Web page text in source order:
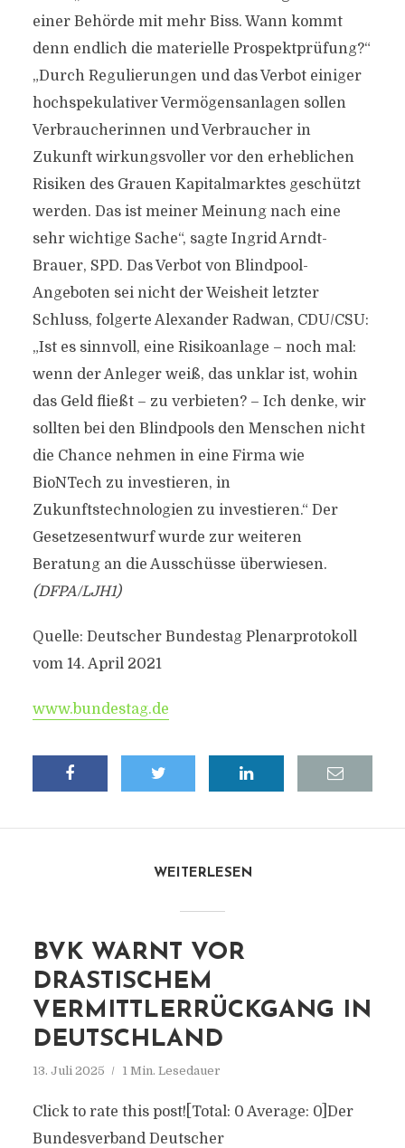
einer Behörde mit mehr Biss. Wann kommt
denn endlich die materielle Prospektprüfung?“
„Durch Regulierungen und das Verbot einiger
hochspekulativer Vermögensanlagen sollen
Verbraucherinnen und Verbraucher in
Zukunft wirkungsvoller vor den erheblichen
Risiken des Grauen Kapitalmarktes geschützt
werden. Das ist meiner Meinung nach eine
sehr wichtige Sache“, sagte Ingrid Arndt-
Brauer, SPD. Das Verbot von Blindpool-
Angeboten sei nicht der Weisheit letzter
Schluss, folgerte Alexander Radwan, CDU/CSU:
„Ist es sinnvoll, eine Risikoanlage – noch mal:
wenn der Anleger weiß, das unklar ist, wohin
das Geld fließt – zu verbieten? – Ich denke, wir
sollten bei den Blindpools den Menschen nicht
die Chance nehmen in eine Firma wie
BioNTech zu investieren, in
Zukunftstechnologien zu investieren.“ Der
Gesetzesentwurf wurde zur weiteren
Beratung an die Ausschüsse überwiesen.
(DFPA/LJH1)
Quelle: Deutscher Bundestag Plenarprotokoll
vom 14. April 2021
www.bundestag.de
WEITERLESEN
BVK WARNT VOR
DRASTISCHEM
VERMITTLERRÜCKGANG IN
DEUTSCHLAND
13. Juli 2025 1 Min. Lesedauer
Click to rate this post![Total: 0 Average: 0]Der
Bundesverband Deutscher